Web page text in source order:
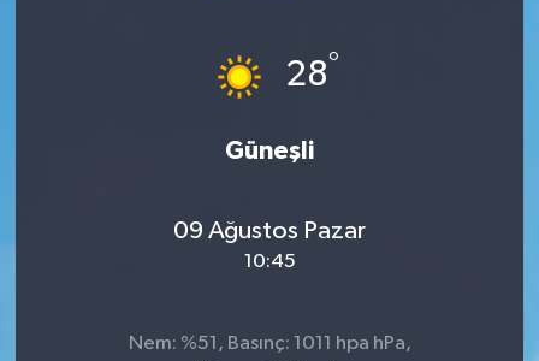
28°
Güneşli
09 Ağustos Pazar
10:45
Nem: %51, Basınç: 1011 hpa hPa,